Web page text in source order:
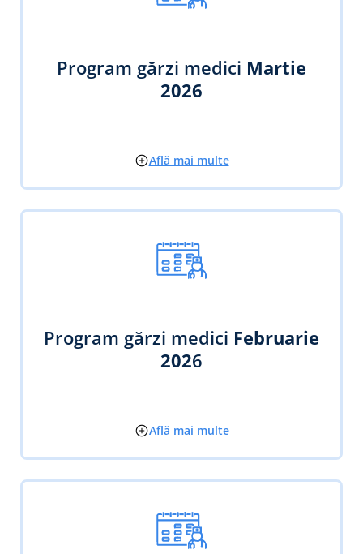
Program gărzi medici Martie
2026
Află mai multe
Program gărzi medici Februarie
2026
Află mai multe